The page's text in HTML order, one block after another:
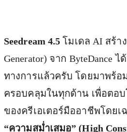
Seedream 4.5 โมเดล AI สร้า
Generator) จาก ByteDance
ทางการแล้วครับ โดยมาพร้อ
ครอบคลุมในทุกด้าน เพื่อตอ
ของครีเอเตอร์มืออาชีพโดยเ
“ความสม่ำเสมอ” (High